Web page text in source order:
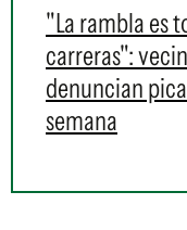
"La rambla es
carreras":
denuncian
semana